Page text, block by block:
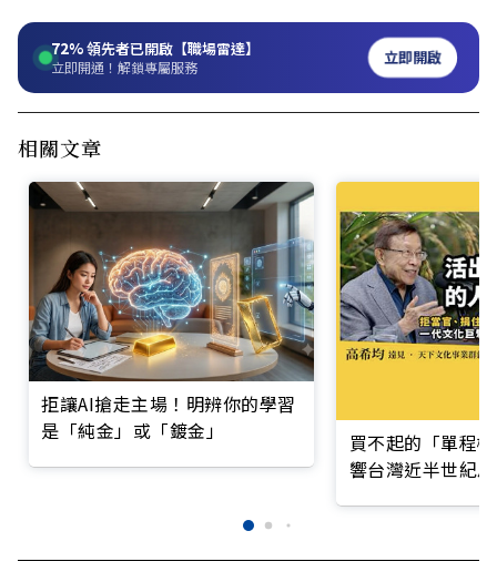
72%領先者已開啟【職場雷達】
立即開通！解鎖專屬服務 立即開啟
相關文章
拒讓AI搶走主場！明辨你的學習
是「純金」或「鍍金」
買不起的「單程
響台灣近半世紀